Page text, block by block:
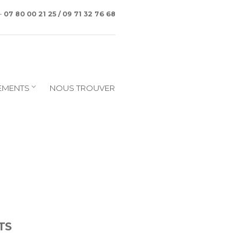
07 80 00 21 25 / 09 71 32 76 68
NOUS TROUVER